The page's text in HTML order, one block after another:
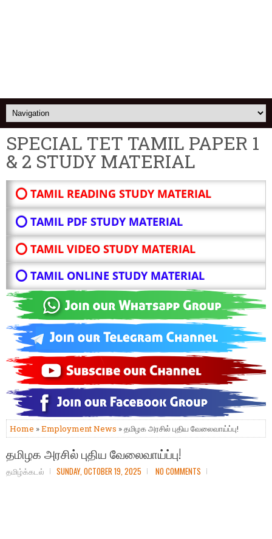
SPECIAL TET TAMIL PAPER 1
& 2 STUDY MATERIAL
⭕ TAMIL READING STUDY MATERIAL
⭕ TAMIL PDF STUDY MATERIAL
⭕ TAMIL VIDEO STUDY MATERIAL
⭕ TAMIL ONLINE STUDY MATERIAL
Home »Employment News » தமிழக அரசில் புதிய வேலைவாய்ப்பு!
தமிழக அரசில் புதிய வேலைவாய்ப்பு!
தமிழ்க்கடல் SUNDAY, OCTOBER 19, 2025 NO COMMENTS